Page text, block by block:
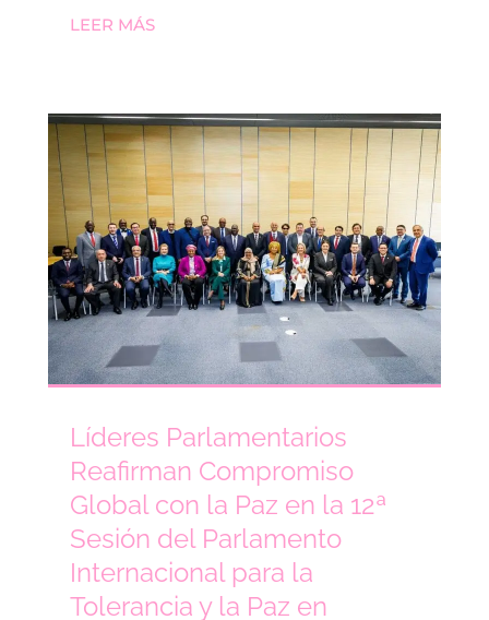
LEER MÁS
Líderes Parlamentarios
Reafirman Compromiso
Global con la Paz en la 12ª
Sesión del Parlamento
Internacional para la
Tolerancia y la Paz en